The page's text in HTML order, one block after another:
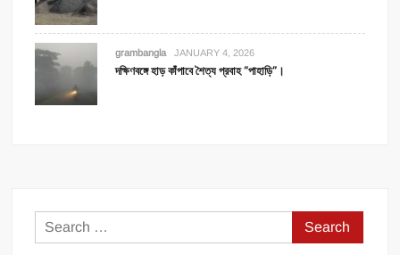
grambangla JANUARY 4, 2026
দক্ষিণবঙ্গে হাড় কাঁপাবে শৈত্য প্রবাহ “পাহাড়ি”।
Search
for: